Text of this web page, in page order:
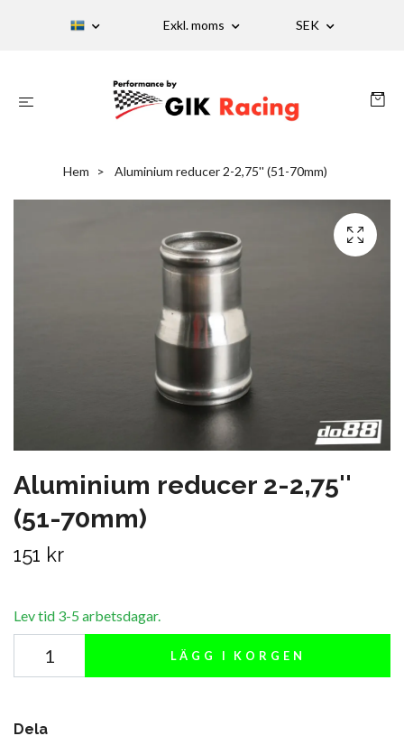
Exkl. moms SEK
Hem Aluminium reducer 2-2,75'' (51-70mm)
Aluminium reducer 2-2,75''
(51-70mm)
151 kr
Lev tid 3-5 arbetsdagar.
LÄGG I KORGEN
Dela